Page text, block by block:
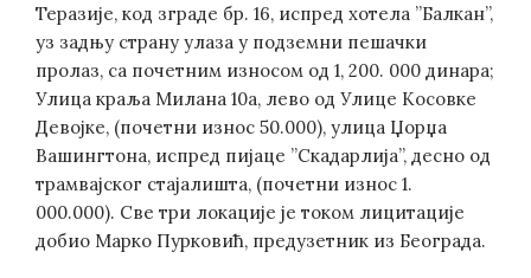
Теразије, код зграде бр. 16, испред хотела ”Балкан”,
уз задњу страну улаза у подземни пешачки
пролаз, са почетним износом од 1, 200. 000 динара;
Улица краља Милана 10а, лево од Улице Косовке
Девојке, (почетни износ 50.000), улица Џорџа
Вашингтона, испред пијаце ”Скадарлија”, десно од
трамвајског стајалишта, (почетни износ 1.
000.000). Све три локације је током лицитације
добио Марко Пурковић, предузетник из Београда.